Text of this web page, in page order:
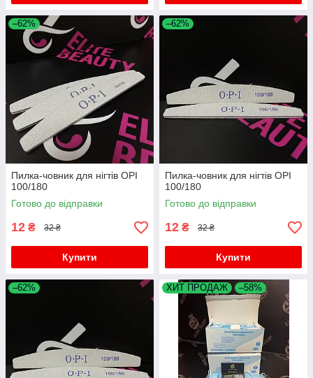
–62%
Пилка-човник для нігтів OPI
100/180
Готово до відправки
12 ₴ 32 ₴
Купити
–62%
Пилка-човник для нігтів OPI
100/180
Готово до відправки
12 ₴ 32 ₴
Купити
–62% ХИТ ПРОДАЖ –58%